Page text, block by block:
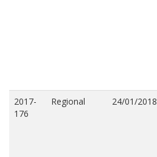
2017-
176
Regional 24/01/2018